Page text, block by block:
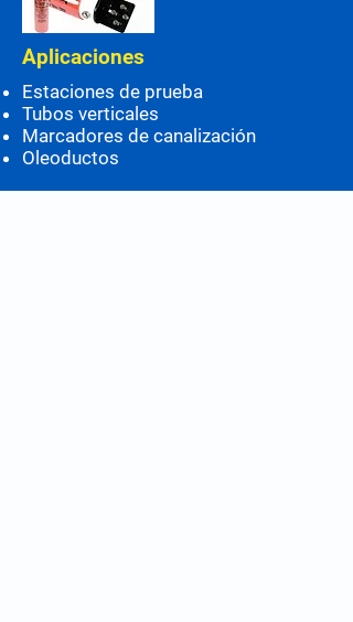
Aplicaciones
Estaciones de prueba
Tubos verticales
Marcadores de canalización
Oleoductos